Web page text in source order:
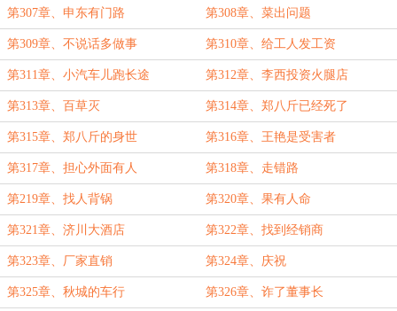
第307章、申东有门路 第308章、菜出问题
第309章、不说话多做事 第310章、给工人发工资
第311章、小汽车儿跑长途 第312章、李西投资火腿店
第313章、百草灭 第314章、郑八斤已经死了
第315章、郑八斤的身世 第316章、王艳是受害者
第317章、担心外面有人 第318章、走错路
第219章、找人背锅 第320章、果有人命
第321章、济川大酒店 第322章、找到经销商
第323章、厂家直销 第324章、庆祝
第325章、秋城的车行 第326章、诈了董事长